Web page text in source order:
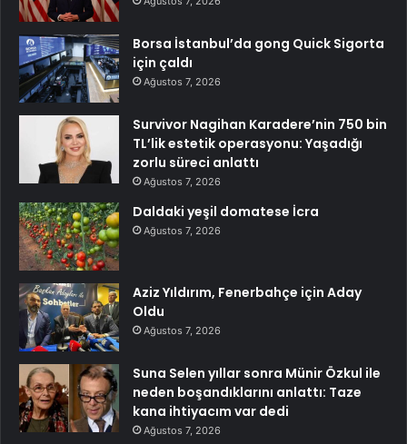
Borsa İstanbul’da gong Quick Sigorta
için çaldı
Ağustos 7, 2026
Survivor Nagihan Karadere’nin 750 bin
TL’lik estetik operasyonu: Yaşadığı
zorlu süreci anlattı
Ağustos 7, 2026
Daldaki yeşil domatese İcra
Ağustos 7, 2026
Aziz Yıldırım, Fenerbahçe için Aday
Oldu
Ağustos 7, 2026
Suna Selen yıllar sonra Münir Özkul ile
neden boşandıklarını anlattı: Taze
kana ihtiyacım var dedi
Ağustos 7, 2026